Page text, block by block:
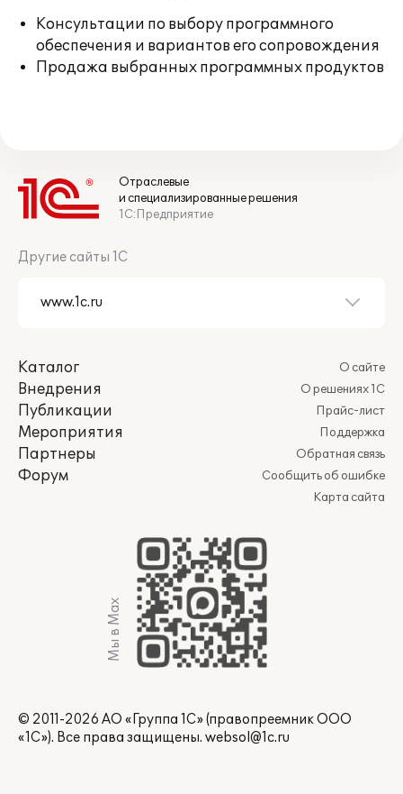
Консультации по выбору программного
обеспечения и вариантов его сопровождения
Продажа выбранных программных продуктов
Отраслевые
и специализированные решения
1С:Предприятие
Другие сайты 1С
Каталог
Внедрения
Публикации
Мероприятия
Партнеры
Форум
О сайте
О решениях 1С
Прайс-лист
Поддержка
Обратная связь
Сообщить об ошибке
Карта сайта
Мы в Max
© 2011-2026 АО «Группа 1С» (правопреемник ООО
«1С»). Все права защищены. websol@1c.ru